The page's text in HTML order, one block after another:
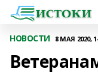
НОВОСТИ 8 МАЯ 2020,